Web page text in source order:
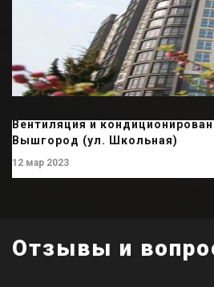
Вентиляция и
Вышгород (ул. Школьная)
12 мар 2023
Отзывы и